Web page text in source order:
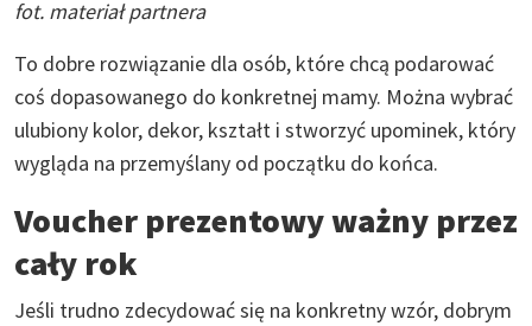
fot. materiał partnera
To dobre rozwiązanie dla osób, które chcą podarować
coś dopasowanego do konkretnej mamy. Można wybrać
ulubiony kolor, dekor, kształt i stworzyć upominek, który
wygląda na przemyślany od początku do końca.
Voucher prezentowy ważny przez
cały rok
Jeśli trudno zdecydować się na konkretny wzór, dobrym